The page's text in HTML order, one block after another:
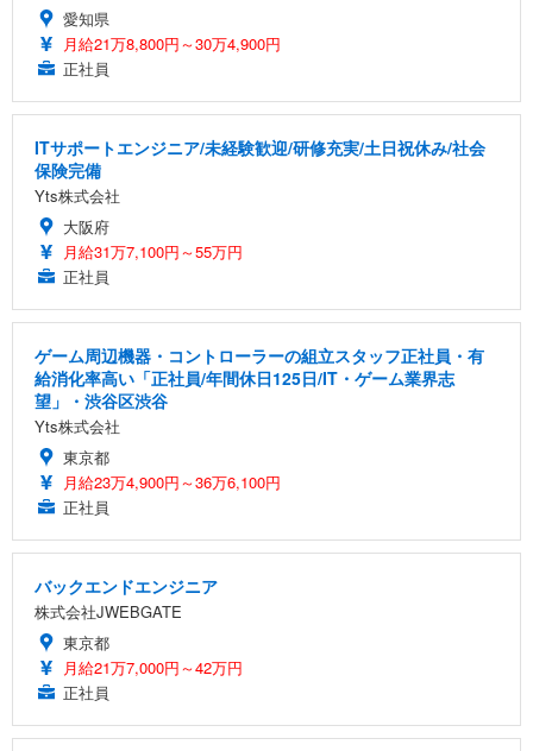
愛知県
月給21万8,800円～30万4,900円
正社員
ITサポートエンジニア/未経験歓迎/研修充実/土日祝休み/社会
保険完備
Yts株式会社
大阪府
月給31万7,100円～55万円
正社員
ゲーム周辺機器・コントローラーの組立スタッフ正社員・有
給消化率高い「正社員/年間休日125日/IT・ゲーム業界志
望」・渋谷区渋谷
Yts株式会社
東京都
月給23万4,900円～36万6,100円
正社員
バックエンドエンジニア
株式会社JWEBGATE
東京都
月給21万7,000円～42万円
正社員